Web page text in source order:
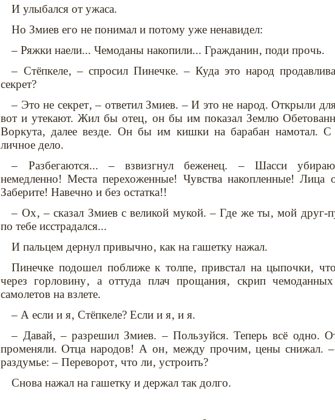
И улыбался от ужаса.
Но Змиев его не понимал и потому уже ненавидел:
– Ряжки наели... Чемоданы накопили... Гражданин‚ поди прочь.
– Стёпкеле‚ – спросил Пинечке. – Куда это народ
секрет?
– Это не секрет‚ – ответил Змиев. – И это не народ. Открыли
вот и утекают. Жил бы отец‚ он бы им показал Землю
Воркута‚ далее везде. Он бы им кишки на барабан намотал. С
личное дело.
– Разбегаются... – взвизгнул беженец. – Шасси
немедленно! Места перехоженные! Чувства накопленные! Лица
Заберите! Навечно и без остатка!!
– Ох‚ – сказал Змиев с великой мукой. – Где же ты‚ мой друг-
по тебе исстрадался...
И пальцем дернул привычно‚ как на гашетку нажал.
Пинечке подошел поближе к толпе‚ привстал на цыпочки‚
через горловину‚ а оттуда плач прощания‚ скрип
самолетов на взлете.
– А если и я‚ Стёпкеле? Если и я‚ и я.
– Давай‚ – разрешил Змиев. – Пользуйся. Теперь всё одно.
променяли. Отца народов! А он‚ между прочим‚ цены снижал.
раздумье: – Переворот‚ что ли‚ устроить?
Снова нажал на гашетку и держал так долго.